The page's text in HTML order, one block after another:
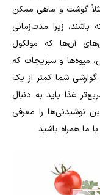
گوشت و ماهی ممکن
باشند، زیرا مدت‌زمانی
آن‌ها که مولکول
میوه‌ها و سبزیجات که
گوارشی شما کمتر از یک
غذا باید به دنبال
نوشیدنی‌ها را معرفی
ما همراه باشید